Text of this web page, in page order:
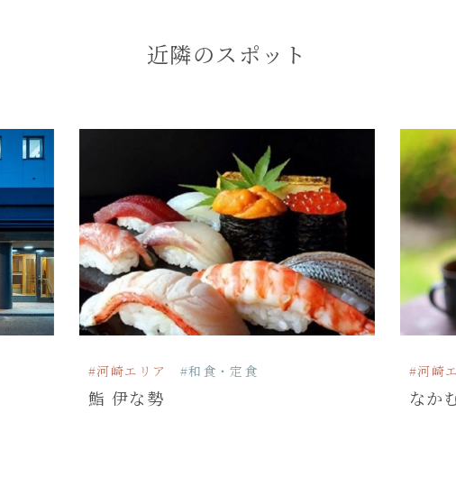
近隣のスポット
#河崎エリア #和食・定食
鮨 伊な勢
#河崎
なか